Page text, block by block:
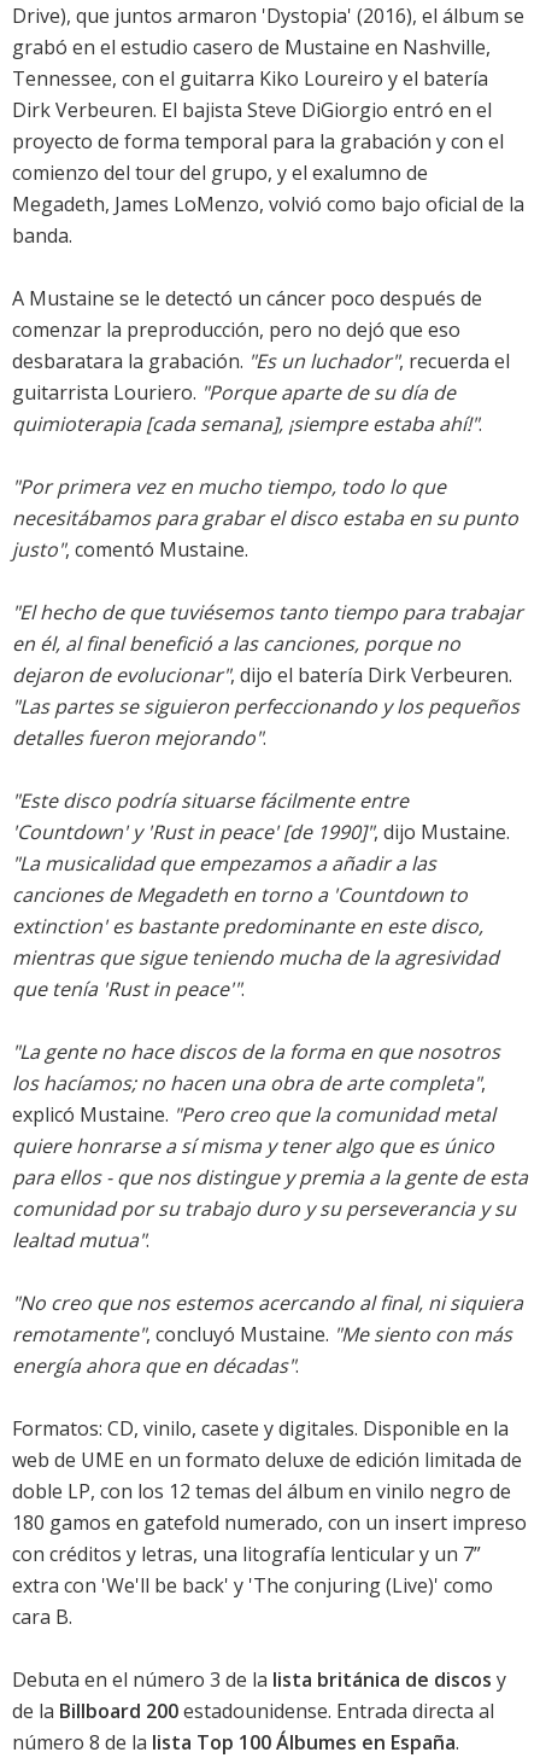
Drive), que juntos armaron 'Dystopia' (2016), el álbum se
grabó en el estudio casero de Mustaine en Nashville,
Tennessee, con el guitarra Kiko Loureiro y el batería
Dirk Verbeuren. El bajista Steve DiGiorgio entró en el
proyecto de forma temporal para la grabación y con el
comienzo del tour del grupo, y el exalumno de
Megadeth, James LoMenzo, volvió como bajo oficial de la
banda.
A Mustaine se le detectó un cáncer poco después de
comenzar la preproducción, pero no dejó que eso
desbaratara la grabación. "Es un luchador", recuerda el
guitarrista Louriero. "Porque aparte de su día de
quimioterapia [cada semana], ¡siempre estaba ahí!".
"Por primera vez en mucho tiempo, todo lo que
necesitábamos para grabar el disco estaba en su punto
justo", comentó Mustaine.
"El hecho de que tuviésemos tanto tiempo para trabajar
en él, al final benefició a las canciones, porque no
dejaron de evolucionar", dijo el batería Dirk Verbeuren.
"Las partes se siguieron perfeccionando y los pequeños
detalles fueron mejorando".
"Este disco podría situarse fácilmente entre
'Countdown' y 'Rust in peace' [de 1990]", dijo Mustaine.
"La musicalidad que empezamos a añadir a las
canciones de Megadeth en torno a 'Countdown to
extinction' es bastante predominante en este disco,
mientras que sigue teniendo mucha de la agresividad
que tenía 'Rust in peace'".
"La gente no hace discos de la forma en que nosotros
los hacíamos; no hacen una obra de arte completa",
explicó Mustaine. "Pero creo que la comunidad metal
quiere honrarse a sí misma y tener algo que es único
para ellos - que nos distingue y premia a la gente de esta
comunidad por su trabajo duro y su perseverancia y su
lealtad mutua".
"No creo que nos estemos acercando al final, ni siquiera
remotamente", concluyó Mustaine. "Me siento con más
energía ahora que en décadas".
Formatos: CD, vinilo, casete y digitales. Disponible en la
web de UME en un formato deluxe de edición limitada de
doble LP, con los 12 temas del álbum en vinilo negro de
180 gamos en gatefold numerado, con un insert impreso
con créditos y letras, una litografía lenticular y un 7”
extra con 'We'll be back' y 'The conjuring (Live)' como
cara B.
Debuta en el número 3 de la lista británica de discos y
de la Billboard 200estadounidense. Entrada directa al
número 8 de la lista Top 100 Álbumes en España.